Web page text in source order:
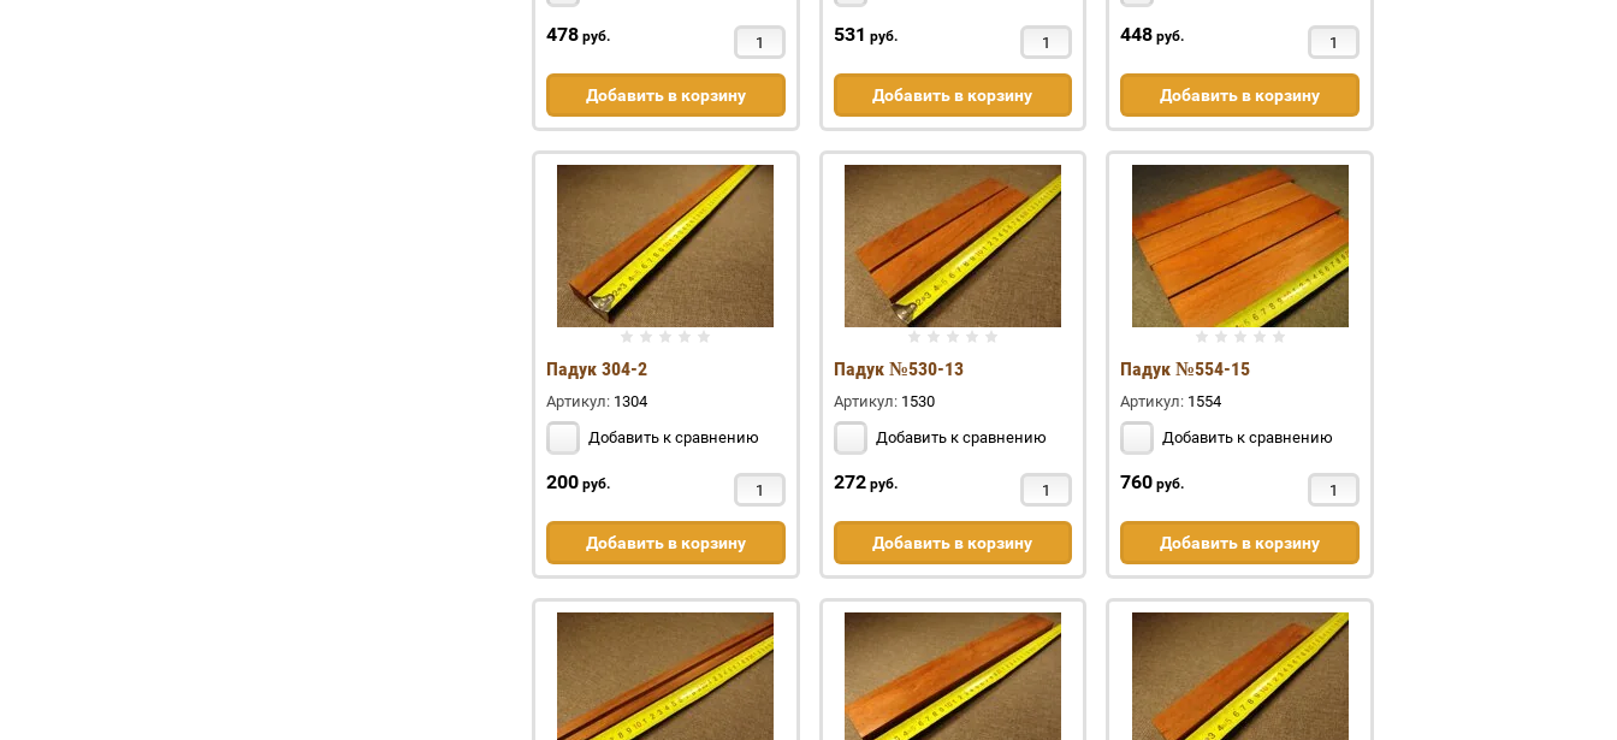
478 руб.
Добавить в корзину
531 руб.
Добавить в корзину
448 руб.
Добавить в корзину
Падук 304-2
Артикул: 1304
Добавить к сравнению
200 руб.
Добавить в корзину
Падук №530-13
Артикул:1530
Добавить к сравнению
272руб.
Добавить в корзину
Падук №554-15
Артикул: 1554
Добавить к сравнению
760 руб.
Добавить в корзину